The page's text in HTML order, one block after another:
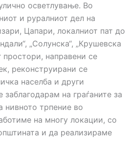
осветлување. Во
и руралниот дел на
Цапари, локалниот пат до
„Солунска“, „Крушевска
простори, направени се
реконструирани се
населба и други
на граѓаните за
нивното трпение во
на многу локации, со
и да реализираме